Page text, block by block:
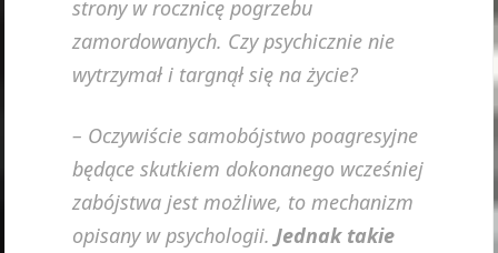
strony w rocznicę pogrzebu
zamordowanych. Czy psychicznie nie
wytrzymał i targnął się na życie?
– Oczywiście samobójstwo poagresyjne
będące skutkiem dokonanego wcześniej
zabójstwa jest możliwe, to mechanizm
opisany w psychologii. Jednak takie